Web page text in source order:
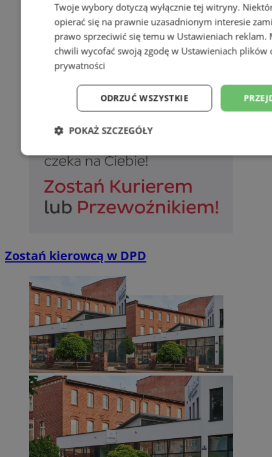
Zostań kierowcą w DPD
Twoje wybory dotyczą wyłącznie tej witryny.
opierać się na prawnie uzasadnionym interesie
prawo sprzeciwić się temu w Ustawieniach reklam.
chwili wycofać swoją zgodę w Ustawieniach plików
prywatności
ODRZUĆ WSZYSTKIE
POKAŻ SZCZEGÓŁY
Niezbędne Wydajność
Niesklasyfikowane
Niezbędne Wydajność
Niezbędne pliki cookie umożliwiają korzystanie z podstawowych
takich jak logowanie użytkownika i zarządzanie kontem. Bez
można prawidłowo korzystać ze strony internetowej.
Nazwa
Provider/
Domena
SessID
sosnowiecki.pl
QeSessID sosnowiecki.pl
MvSessID sosnowiecki.pl